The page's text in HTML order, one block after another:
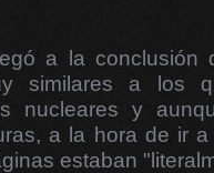
a la conclusión
similares a los
nucleares y
a la hora de ir
estaban